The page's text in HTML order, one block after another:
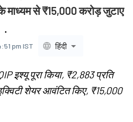
से ₹15,000 करोड़ जुटाए
pm IST हिंदी
इश्यू पूरा किया, ₹2,883 प्रति
शेयर आवंटित किए, ₹15,000